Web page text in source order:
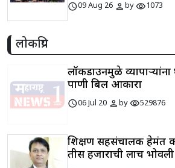
schedule09 Aug 26 personbyvisibility1073
लोकप्रिय
लॉकडाउनमुळे व्यापाऱ्यांना
पाणी बिल आकारा
schedule06 Jul 20 personbyvisibility529876
शिक्षण सहसंचालक हेमंत
तीस हजाराची लाच